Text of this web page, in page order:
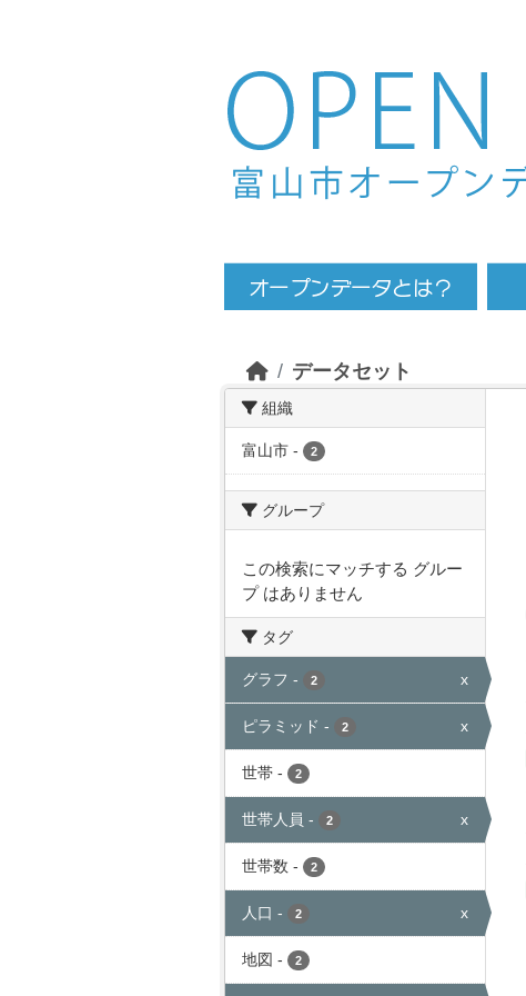
Skip to main content
データセット
組織
富山市 - 2
グループ
この検索にマッチする グルー
プ はありません
タグ
グラフ - 2 x
ピラミッド - 2 x
世帯 - 2
世帯人員 - 2 x
世帯数 - 2
人口 - 2 x
地図 - 2